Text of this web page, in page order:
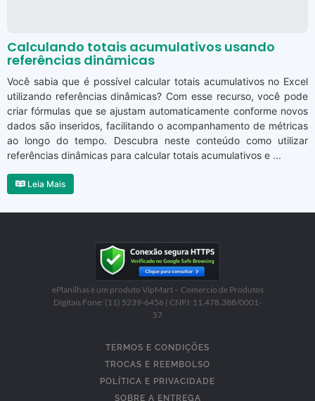
Calculando totais acumulativos usando
referências dinâmicas
Você sabia que é possível calcular totais acumulativos no Excel
utilizando referências dinâmicas? Com esse recurso, você pode
criar fórmulas que se ajustam automaticamente conforme novos
dados são inseridos, facilitando o acompanhamento de métricas
ao longo do tempo. Descubra neste conteúdo como utilizar
referências dinâmicas para calcular totais acumulativos e ...
Leia Mais
ePlanilhas é um produto VipMart – Comercio de Produtos
Digitais Fone: (11) 5239-6456 | CNPJ: 11.478.388/0001-
57
TERMOS E CONDIÇÕES
TROCAS E REEMBOLSO
POLÍTICA E PRIVACIDADE
SOBRE A ENTREGA